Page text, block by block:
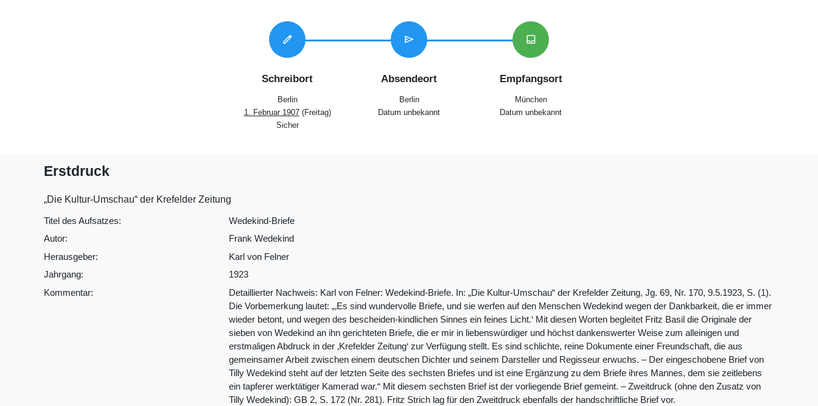
edit
Schreibort
Berlin
1. Februar 1907(Freitag)
Sicher
send
Absendeort
Berlin
Datum unbekannt
inbox
Empfangsort
München
Datum unbekannt
Erstdruck
„Die Kultur-Umschau“ der Krefelder Zeitung
Titel des Aufsatzes:
Wedekind-Briefe
Autor:
Frank Wedekind
Herausgeber:
Karl von Felner
Jahrgang:
1923
Kommentar:
Detaillierter Nachweis: Karl von Felner: Wedekind-Briefe. In: „Die Kultur-Umschau“ der Krefelder Zeitung, Jg. 69, Nr. 170, 9.5.1923, S. (1).
Die Vorbemerkung lautet: „‚Es sind wundervolle Briefe, und sie werfen auf den Menschen Wedekind wegen der Dankbarkeit, die er immer
wieder betont, und wegen des bescheiden-kindlichen Sinnes ein feines Licht.‘ Mit diesen Worten begleitet Fritz Basil die Originale der
sieben von Wedekind an ihn gerichteten Briefe, die er mir in liebenswürdiger und höchst dankenswerter Weise zum alleinigen und
erstmaligen Abdruck in der ‚Krefelder Zeitung‘ zur Verfügung stellt. Es sind schlichte, reine Dokumente einer Freundschaft, die aus
gemeinsamer Arbeit zwischen einem deutschen Dichter und seinem Darsteller und Regisseur erwuchs. – Der eingeschobene Brief von
Tilly Wedekind steht auf der letzten Seite des sechsten Briefes und ist eine Ergänzung zu dem Briefe ihres Mannes, dem sie zeitlebens
ein tapferer werktätiger Kamerad war.“ Mit diesem sechsten Brief ist der vorliegende Brief gemeint. ‒ Zweitdruck (ohne den Zusatz von
Tilly Wedekind): GB 2, S. 172 (Nr. 281). Fritz Strich lag für den Zweitdruck ebenfalls der handschriftliche Brief vor.